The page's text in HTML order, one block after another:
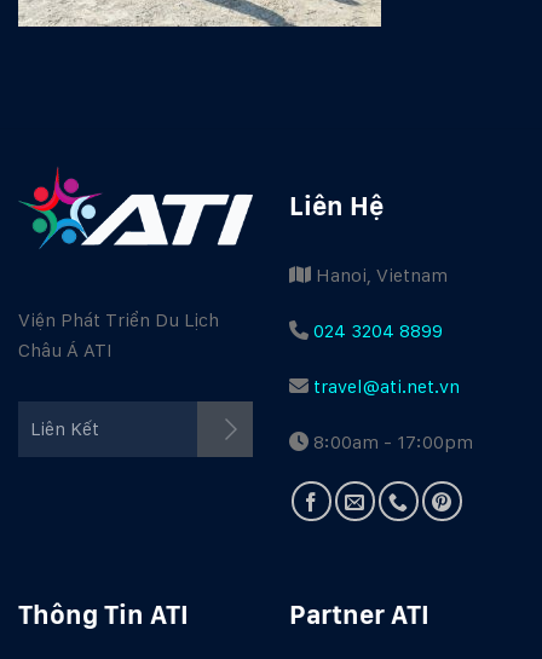
Viện Phát Triển Du Lịch
Châu Á ATI
Liên Kết
Facebook ATI
Youtube ATI
Liên Hệ
Hanoi, Vietnam
024 3204 8899
travel@ati.net.vn
8:00am - 17:00pm
Thông Tin ATI Partner ATI